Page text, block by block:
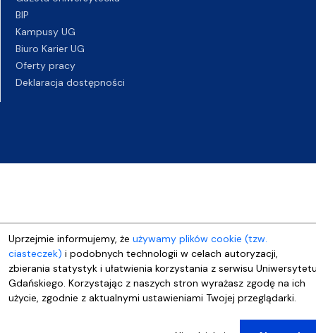
Uprzejmie informujemy, że używamy plików cookie (tzw.
ciasteczek) i podobnych technologii w celach autoryzacji,
zbierania statystyk i ułatwienia korzystania z serwisu
Gdańskiego. Korzystając z naszych stron wyrażasz zgodę na ich
użycie, zgodnie z aktualnymi ustawieniami Twojej przeglądarki.
BIP
Kampusy UG
Biuro Karier UG
Oferty pracy
Deklaracja dostępności